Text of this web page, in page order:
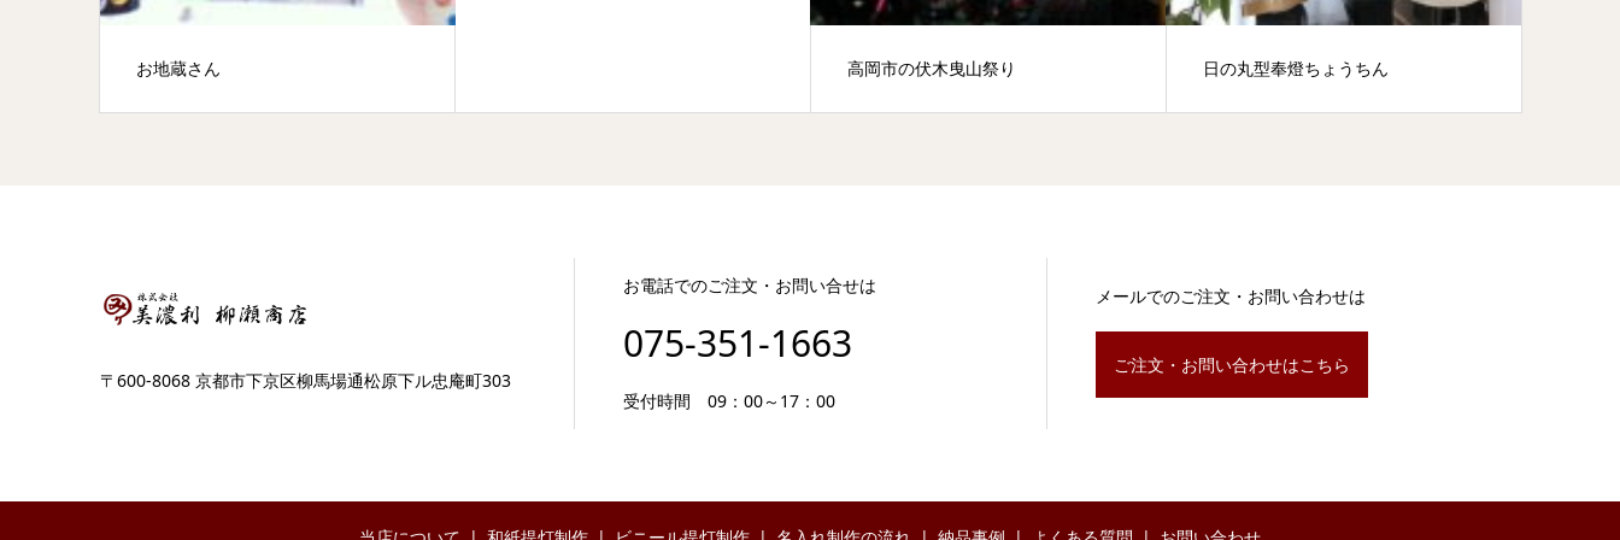
お地蔵さん 高岡市の伏木曳山祭り 日の丸型奉燈ちょうちん
〒600-8068 京都市下京区柳馬場通松原下ル忠庵町303
お電話でのご注文・お問い合せは
075-351-1663
受付時間 09：00～17：00
メールでのご注文・お問い合わせは
ご注文・お問い合わせはこちら